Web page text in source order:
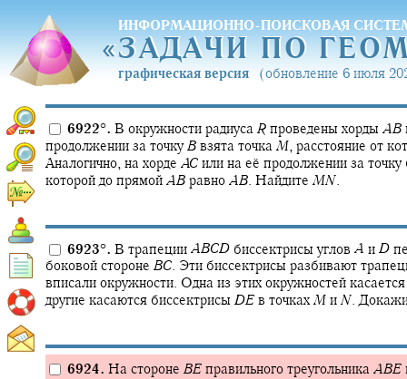
ИНФОРМАЦИОННО-ПОИСКОВАЯ
«ЗАДАЧИ ПО
«ЗАДАЧИ ПО
графическая версия (обновление 6 июля
6922°. В окружности радиуса R проведены хорды AB
продолжении за точкуB взята точка M, расстояние от
Аналогично, на хорде AC или на её продолжении за точку
которой до прямой AB равно AB. Найдите MN.
6923°. В трапеции ABCD биссектрисы углов A и D
боковой стороне BC. Эти биссектрисы разбивают
вписали окружности. Одна из этих окружностей
другие касаются биссектрисы DE в точках M и N.
6924. На стороне BE правильного треугольника ABE